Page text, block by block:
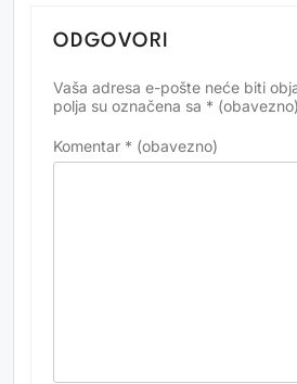
ODGOVORI
Vaša adresa e-pošte neće biti
polja su označena sa * (obavezno)
Komentar * (obavezno)
Alternative: